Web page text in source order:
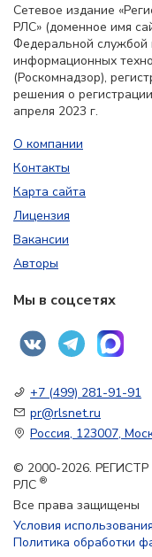
Сетевое издание
РЛС» (доменное имя
Федеральной службой
информационных
(Роскомнадзор),
решения о
апреля 2023 г.
О компании
Контакты
Карта сайта
Лицензия
Вакансии
Авторы
Мы в соцсетях
+7 (499) 281-91-91
pr@rlsnet.ru
Россия, 123007,
© 2000-2026.
РЛС ®
Все права защищены
Условия использования
Политика обработки